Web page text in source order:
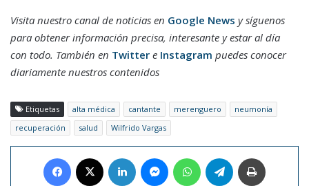
Visita nuestro canal de noticias en Google News y síguenos
para obtener información precisa, interesante y estar al día
con todo. También en Twitter e Instagram puedes conocer
diariamente nuestros contenidos
Etiquetas alta médica cantante merenguero
neumonía
recuperación
salud Wilfrido Vargas
Facebook LinkedIn MessengerWhatsAppTelegram